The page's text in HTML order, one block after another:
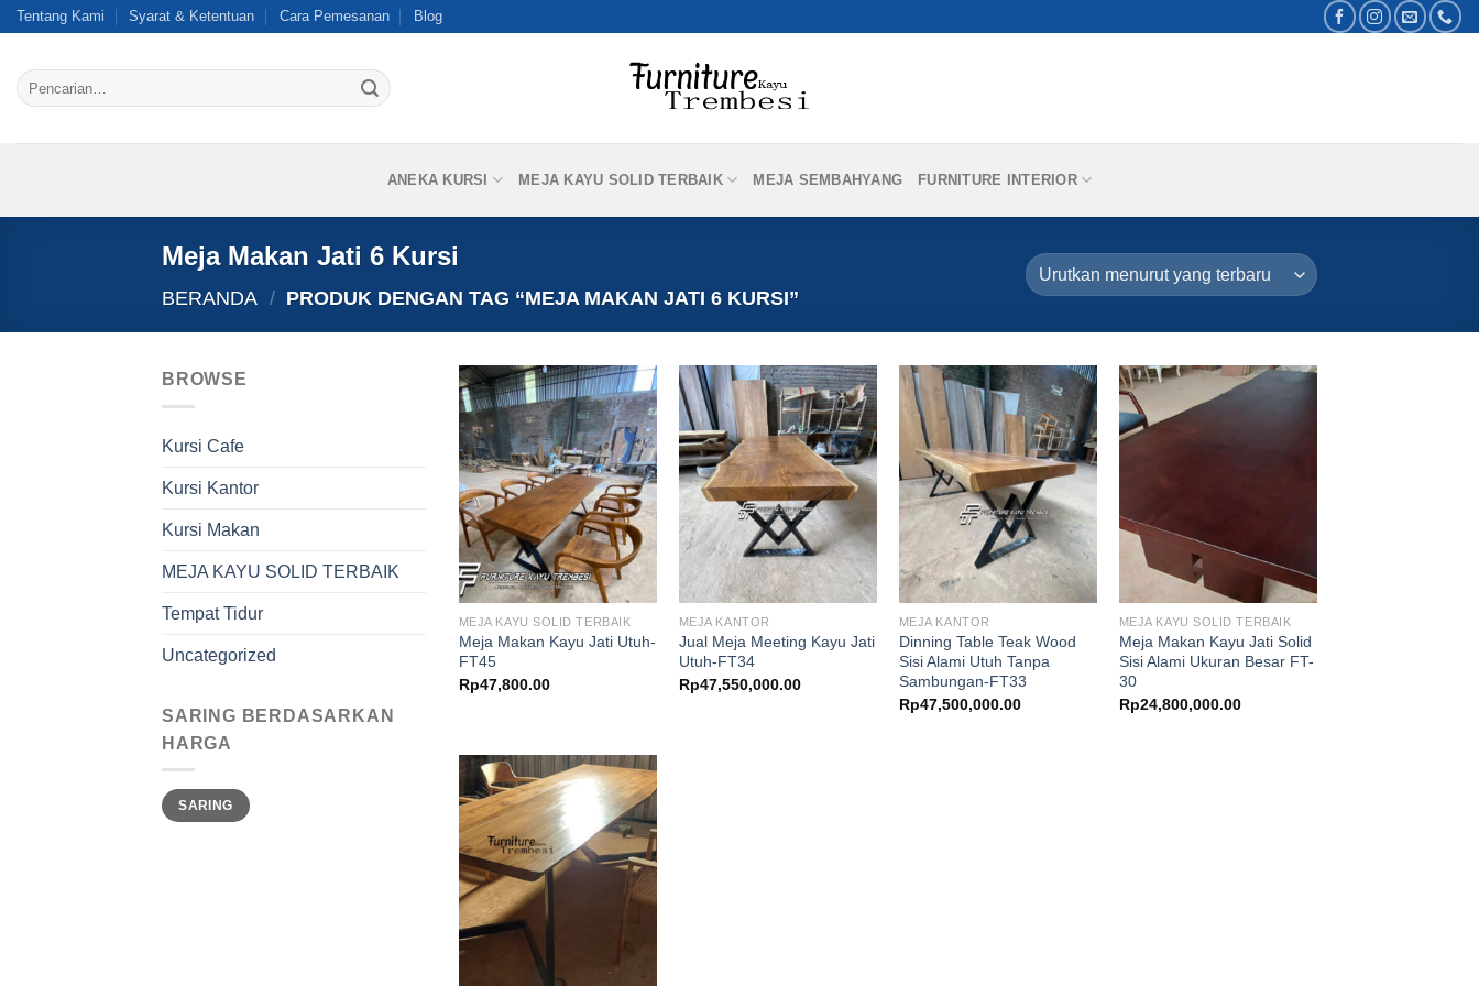
Skip
content
Tentang Kami Syarat & Ketentuan Cara Pemesanan Blog
Pencarian
untuk:
ANEKA KURSI MEJA KAYU SOLID TERBAIK MEJA SEMBAHYANG FURNITURE INTERIOR
Meja Makan Jati 6 Kursi
BERANDA / PRODUK DENGAN TAG “MEJA MAKAN JATI 6 KURSI”
BROWSE
Kursi Cafe
Kursi Kantor
Kursi Makan
MEJA KAYU SOLID TERBAIK
Tempat Tidur
Uncategorized
SARING BERDASARKAN
HARGA
Harga
terendah
Harga
tertinggi
SARING
MEJA KAYU SOLID TERBAIK
Meja Makan Kayu Jati Utuh-
FT45
Rp47,800.00
MEJA KANTOR
Jual Meja Meeting Kayu Jati
Utuh-FT34
Rp47,550,000.00
MEJA KANTOR
Dinning Table Teak Wood
Sisi Alami Utuh Tanpa
Sambungan-FT33
Rp47,500,000.00
MEJA KAYU SOLID TERBAIK
Meja Makan Kayu Jati Solid
Sisi Alami Ukuran Besar FT-
30
Rp24,800,000.00